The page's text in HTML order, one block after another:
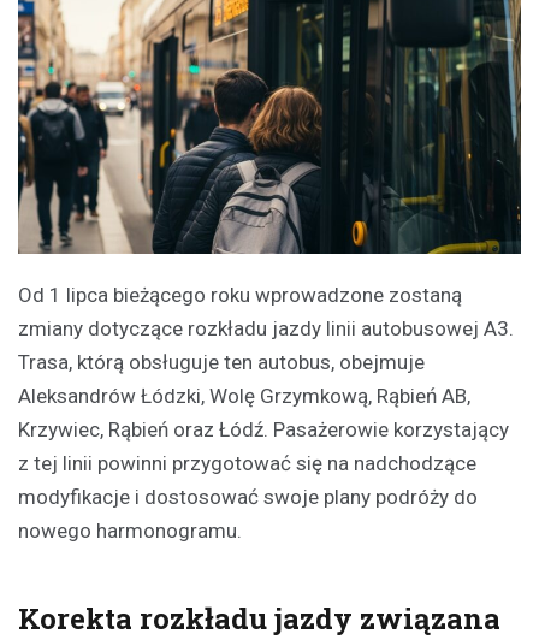
Od 1 lipca bieżącego roku wprowadzone zostaną
zmiany dotyczące rozkładu jazdy linii autobusowej A3.
Trasa, którą obsługuje ten autobus, obejmuje
Aleksandrów Łódzki, Wolę Grzymkową, Rąbień AB,
Krzywiec, Rąbień oraz Łódź. Pasażerowie korzystający
z tej linii powinni przygotować się na nadchodzące
modyfikacje i dostosować swoje plany podróży do
nowego harmonogramu.
Korekta rozkładu jazdy związana